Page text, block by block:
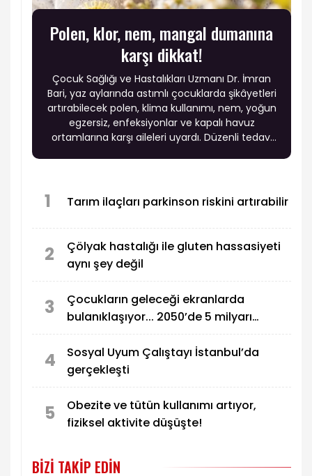
Polen, klor, nem, mangal dumanına
karşı dikkat!
Çocuk Sağlığı ve Hastalıkları Uzmanı Dr. İmran
Bari, yaz aylarında astımlı çocuklarda şikâyetleri
artırabilecek polen, klima kullanımı, nem, yoğun
egzersiz, enfeksiyonlar ve kapalı havuz
ortamlarına karşı aileleri uyardı. Düzenli tedavi
1 Tarım ilaçları parkinson riskini artırabilir
2
Çölyak hastalığı ile gluten hassasiyeti
aynı şey değil
3
Çocukların geleceği ekranlarda
bulanıklaşıyor... 2050’de 5 milyarı
4
Sosyal Uyum Çalıştayı İstanbul’da
gerçekleşti
5
Obezite ve tütün kullanımı artıyor,
fiziksel aktivite düşüşte!
BIZI TAKIP EDIN